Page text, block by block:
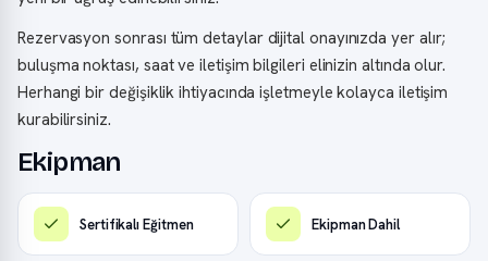
Rezervasyon sonrası tüm detaylar dijital onayınızda yer alır;
buluşma noktası, saat ve iletişim bilgileri elinizin altında olur.
Herhangi bir değişiklik ihtiyacında işletmeyle kolayca iletişim
kurabilirsiniz.
Ekipman
Sertifikalı Eğitmen Ekipman Dahil